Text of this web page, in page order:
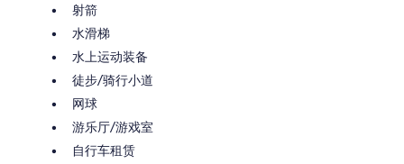
射箭
水滑梯
水上运动装备
徒步/骑行小道
网球
游乐厅/游戏室
自行车租赁